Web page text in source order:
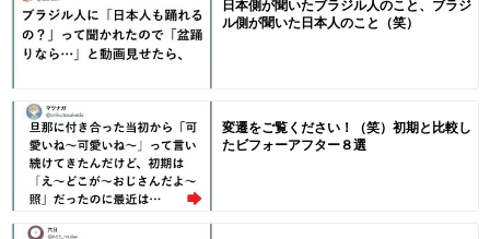
日本側が聞いたブラジル人のこと、ブラジ
ル側が聞いた日本人のこと（笑）
変遷をご覧ください！（笑）初期と比較し
たビフォーアフター８選